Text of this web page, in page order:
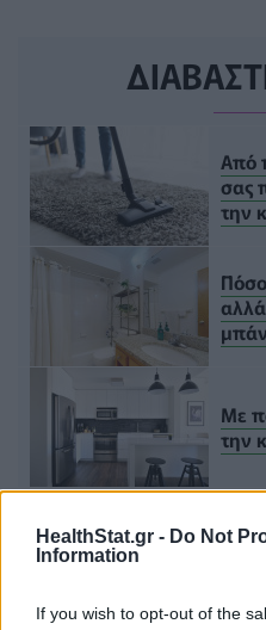
HealthStat.gr - Do Not
Information
If you wish to opt-out of the
Από
σας
την
Με
την
Τελευταία
στα αγαπημένα σου στη